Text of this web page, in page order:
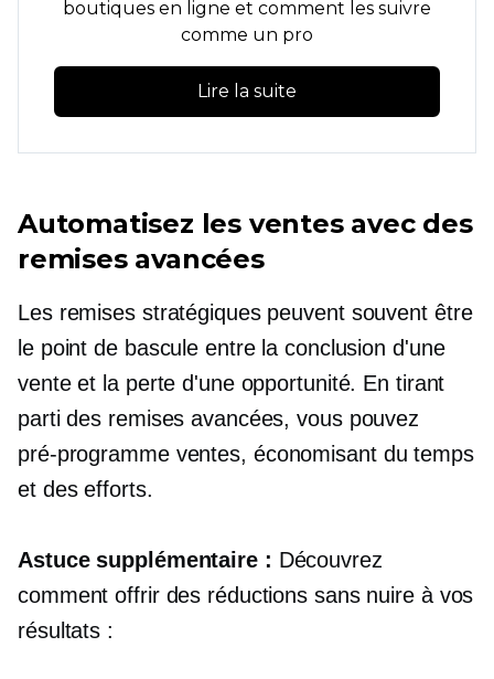
boutiques en ligne et comment les suivre
comme un pro
Lire la suite
Automatisez les ventes avec des
remises avancées
Les remises stratégiques peuvent souvent être
le point de bascule entre la conclusion d'une
vente et la perte d'une opportunité. En tirant
parti des remises avancées, vous pouvez
pré-programmeventes, économisant du temps
et des efforts.
Astuce supplémentaire : Découvrez
comment offrir des réductions sans nuire à vos
résultats :